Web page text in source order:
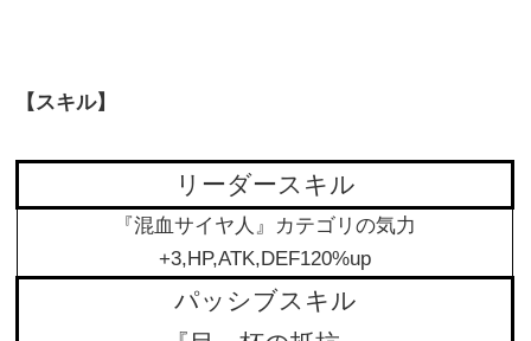
【スキル】
リーダースキル
『混血サイヤ人』カテゴリの気力
+3,HP,ATK,DEF120%up
パッシブスキル